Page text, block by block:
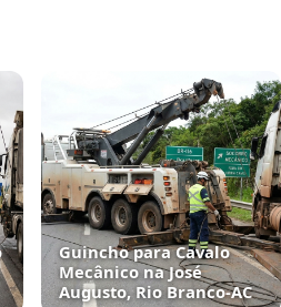
Guincho para Cavalo
Mecânico na José
Augusto, Rio Branco‑AC